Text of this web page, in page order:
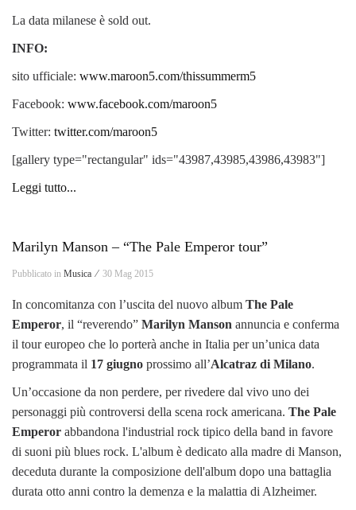
La data milanese è sold out.
INFO:
sito ufficiale: www.maroon5.com/thissummerm5
Facebook: www.facebook.com/maroon5
Twitter: twitter.com/maroon5
[gallery type="rectangular" ids="43987,43985,43986,43983"]
Leggi tutto...
Marilyn Manson – “The Pale Emperor tour”
Pubblicato in Musica ⁄ 30 Mag 2015
In concomitanza con l’uscita del nuovo album The Pale
Emperor, il “reverendo” Marilyn Manson annuncia e conferma
il tour europeo che lo porterà anche in Italia per un’unica data
programmata il 17 giugno prossimo all’Alcatraz di Milano.
Un’occasione da non perdere, per rivedere dal vivo uno dei
personaggi più controversi della scena rock americana. The Pale
Emperor abbandona l'industrial rock tipico della band in favore
di suoni più blues rock. L'album è dedicato alla madre di Manson,
deceduta durante la composizione dell'album dopo una battaglia
durata otto anni contro la demenza e la malattia di Alzheimer.